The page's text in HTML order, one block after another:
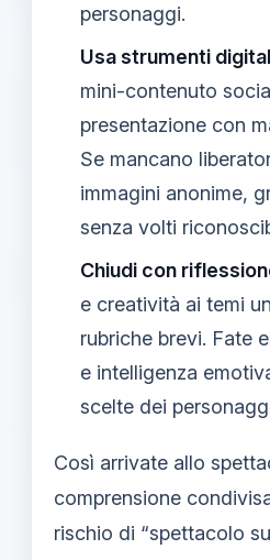
personaggi.
Usa strumenti
mini-contenuto
presentazione con
Se mancano
immagini anonime,
senza volti
Chiudi con
e creatività ai temi
rubriche brevi. Fate
e intelligenza
scelte dei
Così arrivate allo
comprensione
rischio di “spettacolo